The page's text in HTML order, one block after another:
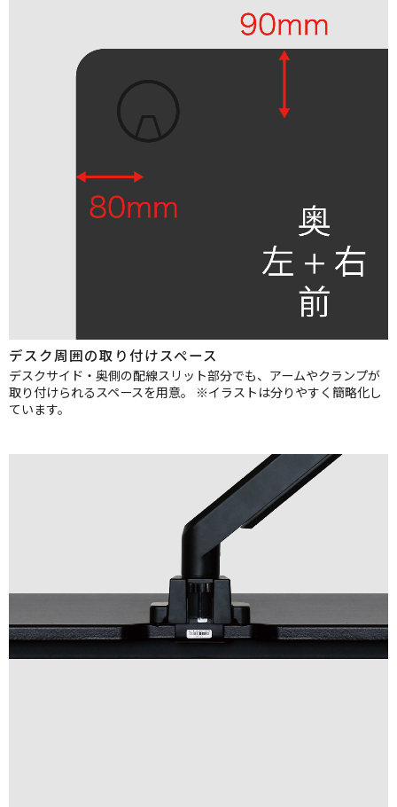
デスク周囲の取り付けスペース
デスクサイド・奥側の配線スリット部分でも、アームやクランプが
取り付けられるスペースを用意。
※イラストは分りやすく簡略化し
ています。